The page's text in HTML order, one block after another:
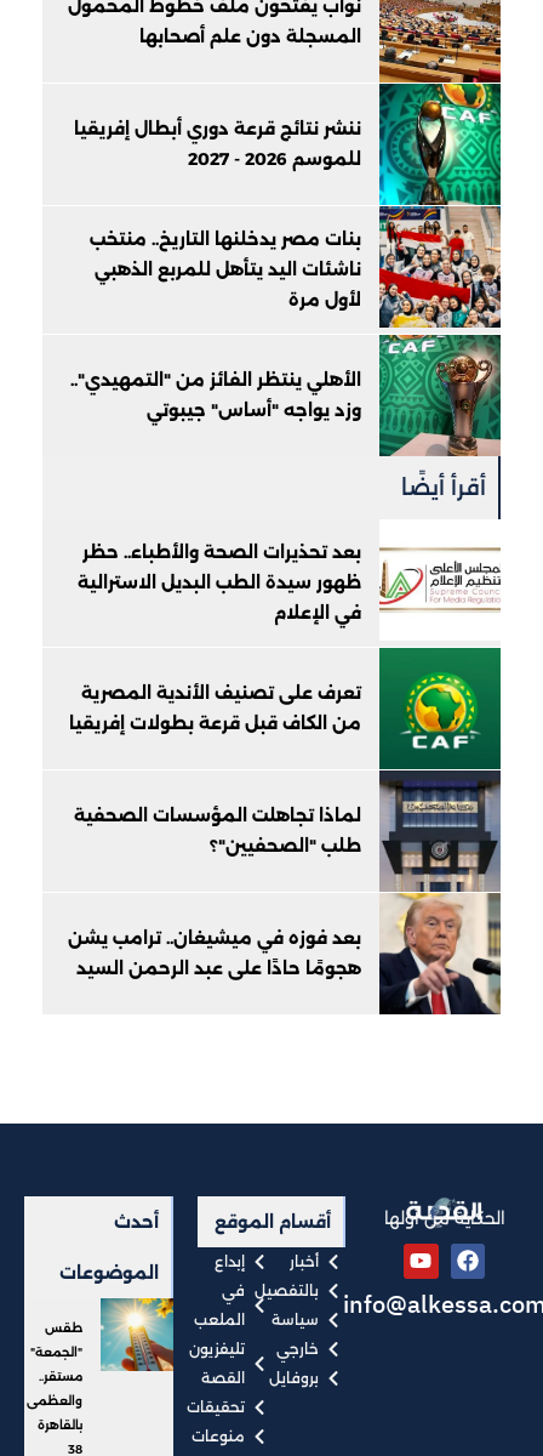
نواب يفتحون ملف خطوط المحمول
المسجلة دون علم أصحابها
ننشر نتائج قرعة دوري أبطال إفريقيا
للموسم 2026 - 2027
بنات مصر يدخلنها التاريخ.. منتخب
ناشئات اليد يتأهل للمربع الذهبي
لأول مرة
الأهلي ينتظر الفائز من "التمهيدي"..
وزد يواجه "أساس" جيبوتي
أقرأ أيضًا
بعد تحذيرات الصحة والأطباء.. حظر
ظهور سيدة الطب البديل الاسترالية
في الإعلام
تعرف على تصنيف الأندية المصرية
من الكاف قبل قرعة بطولات إفريقيا
لماذا تجاهلت المؤسسات الصحفية
طلب "الصحفيين"؟
بعد فوزه في ميشيغان.. ترامب يشن
هجومًا حادًا على عبد الرحمن السيد
الحكاية من أولها أقسام الموقع
أخبار
بالتفصيل
سياسة
خارجي
بروفايل
إبداع
في
الملعب
تليفزيون
القصة
تحقيقات
منوعات
أحدث
الموضوعات
طقس
"الجمعة"
مستقر..
والعظمى
بالقاهرة
38